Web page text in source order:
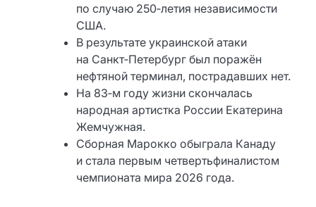
по случаю 250‑летия независимости
США.
В результате украинской атаки
на Санкт‑Петербург был поражён
нефтяной терминал, пострадавших нет.
На 83‑м году жизни скончалась
народная артистка России Екатерина
Жемчужная.
Сборная Марокко обыграла Канаду
и стала первым четвертьфиналистом
чемпионата мира 2026 года.